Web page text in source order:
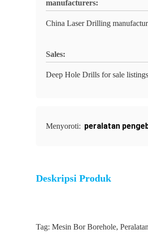
manufacturers:
China Laser Drilling
Sales:
Deep Hole Drills for sale listings
Menyoroti: peralatan
Deskripsi Produk
Tag: Mesin Bor Borehole,